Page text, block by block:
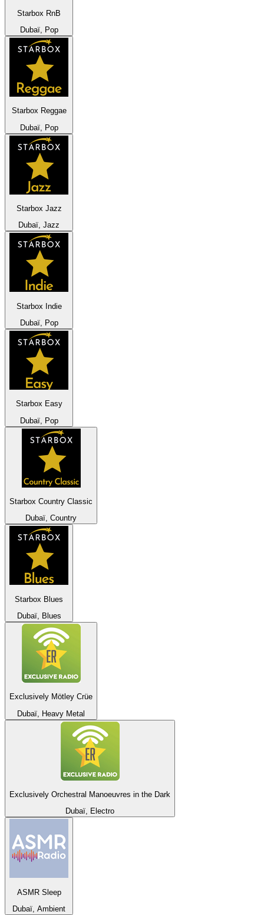
Starbox RnB
Dubaï, Pop
Starbox Reggae
Dubaï, Pop
Starbox Jazz
Dubaï, Jazz
Starbox Indie
Dubaï, Pop
Starbox Easy
Dubaï, Pop
Starbox Country Classic
Dubaï, Country
Starbox Blues
Dubaï, Blues
Exclusively Mötley Crüe
Dubaï, Heavy Metal
Exclusively Orchestral Manoeuvres in the Dark
Dubaï, Electro
ASMR Sleep
Dubaï, Ambient